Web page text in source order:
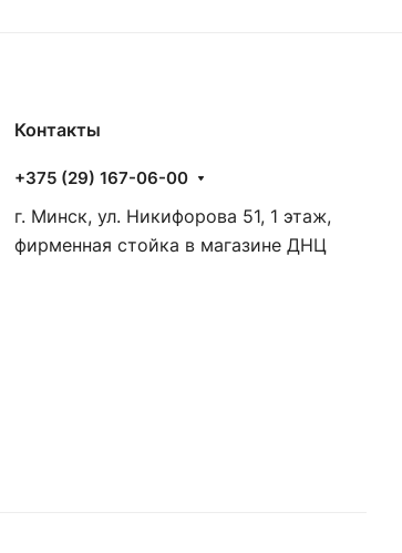
Контакты
+375 (29) 167-06-00
г. Минск, ул. Никифорова 51, 1 этаж,
фирменная стойка в магазине ДНЦ